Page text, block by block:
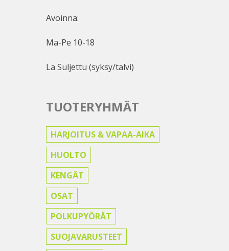
Avoinna:
Ma-Pe 10-18
La Suljettu (syksy/talvi)
TUOTERYHMÄT
HARJOITUS & VAPAA-AIKA
HUOLTO
KENGÄT
OSAT
POLKUPYÖRÄT
SUOJAVARUSTEET